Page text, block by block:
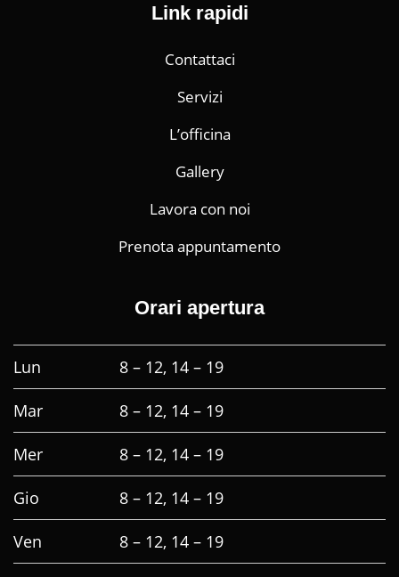
Link rapidi
Contattaci
Servizi
L’officina
Gallery
Lavora con noi
Prenota appuntamento
Orari apertura
Lun 8 – 12, 14 – 19
Mar 8 – 12, 14 – 19
Mer 8 – 12, 14 – 19
Gio 8 – 12, 14 – 19
Ven 8 – 12, 14 – 19